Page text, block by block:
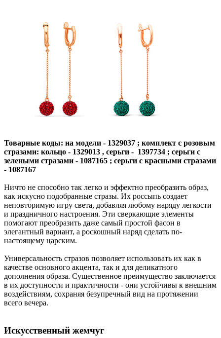
Товарные коды: на модели - 1329037 ; комплект с розовым
стразами: кольцо - 1329013 , серьги - 1397734 ; серьги с
зелеными стразами - 1087165 ; серьги с красными стразами
- 1087167
Ничто не способно так легко и эффектно преобразить образ,
как искусно подобранные стразы. Их россыпь создает
неповторимую игру света, добавляя любому наряду легкости
и праздничного настроения. Эти сверкающие элементы
помогают преобразить даже самый простой фасон в
элегантный вариант, а роскошный наряд сделать по-
настоящему царским.
Универсальность стразов позволяет использовать их как в
качестве основного акцента, так и для деликатного
дополнения образа. Существенное преимущество заключается
в их доступности и практичности - они устойчивы к внешним
воздействиям, сохраняя безупречный вид на протяжении
всего вечера.
Искусственный жемчуг